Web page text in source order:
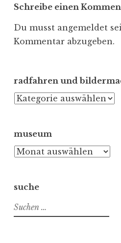
Schreibe einen
Du musst angemeldet
Kommentar abzugeben.
radfahren und
radfahren
museum
museum
suche
Suchen
nach: